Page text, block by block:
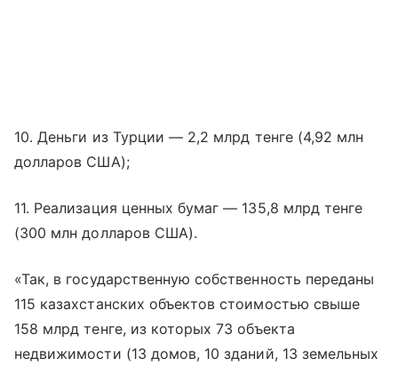
10. Деньги из Турции — 2,2 млрд тенге (4,92 млн
долларов США);
11. Реализация ценных бумаг — 135,8 млрд тенге
(300 млн долларов США).
«Так, в государственную собственность переданы
115 казахстанских объектов стоимостью свыше
158 млрд тенге, из которых 73 объекта
недвижимости (13 домов, 10 зданий, 13 земельных